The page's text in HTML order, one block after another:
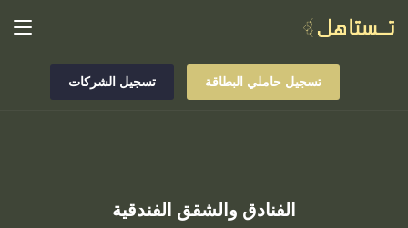
تسجيل حاملي البطاقة تسجيل الشركات
الفنادق والشقق الفندقية